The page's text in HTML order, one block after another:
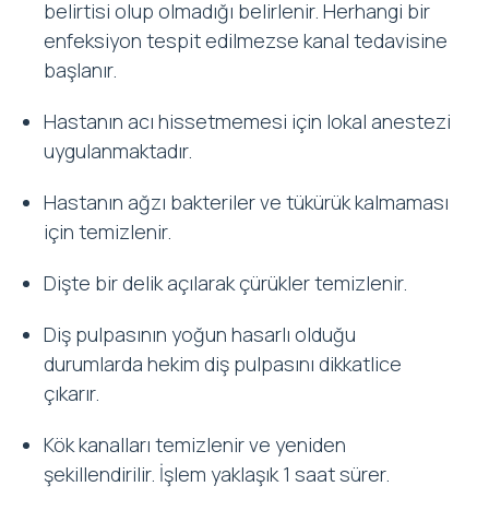
belirtisi olup olmadığı belirlenir. Herhangi bir
enfeksiyon tespit edilmezse kanal tedavisine
başlanır.
Hastanın acı hissetmemesi için lokal anestezi
uygulanmaktadır.
Hastanın ağzı bakteriler ve tükürük kalmaması
için temizlenir.
Dişte bir delik açılarak çürükler temizlenir.
Diş pulpasının yoğun hasarlı olduğu
durumlarda hekim diş pulpasını dikkatlice
çıkarır.
Kök kanalları temizlenir ve yeniden
şekillendirilir. İşlem yaklaşık 1 saat sürer.